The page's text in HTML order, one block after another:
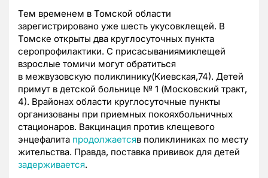
Тем временем в Томской области
зарегистрировано уже шесть укусовклещей. В
Томске открыты два круглосуточных пункта
серопрофилактики. С присасываниямиклещей
взрослые томичи могут обратиться
в межвузовскую поликлинику(Киевская,74). Детей
примут в детской больнице № 1 (Московский тракт,
4). Врайонах области круглосуточные пункты
организованы при приемных покояхбольничных
стационаров. Вакцинация против клещевого
энцефалита продолжаетсяв поликлиниках по месту
жительства. Правда, поставка прививок для детей
задерживается.